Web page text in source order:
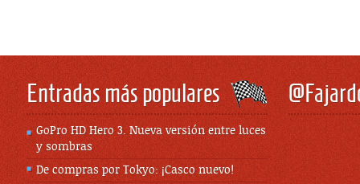
Entradas más populares
GoPro HD Hero 3. Nueva versión entre luces
y sombras
De compras por Tokyo: ¡Casco nuevo!